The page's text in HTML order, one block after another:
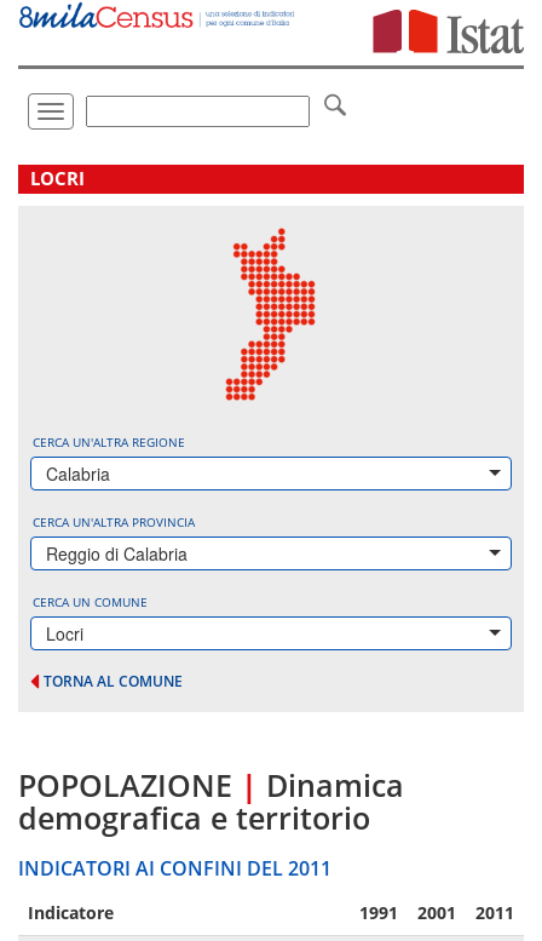
Vai
direttamente
Toggle
navigation
LOCRI
CERCA UN'ALTRA REGIONE
Calabria
CERCA UN'ALTRA PROVINCIA
Reggio di Calabria
CERCA UN COMUNE
Locri
TORNA AL COMUNE
POPOLAZIONE | Dinamica
demografica e territorio
INDICATORI AI CONFINI DEL 2011
Indicatore 1991 2001 2011